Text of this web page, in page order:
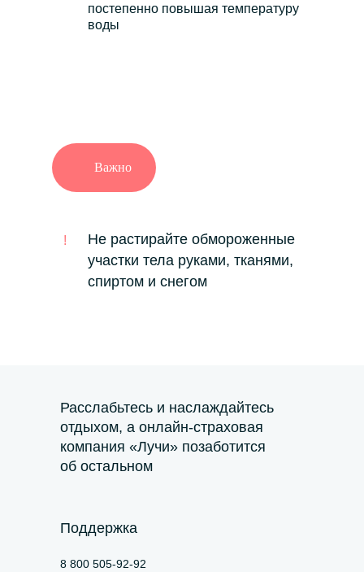
постепенно повышая температуру
воды
Важно
!
Не растирайте обмороженные
участки тела руками, тканями,
спиртом и снегом
Расслабьтесь и наслаждайтесь
отдыхом, а онлайн-страховая
компания «Лучи» позаботится
об остальном
8 800 505-92-92
Поддержка